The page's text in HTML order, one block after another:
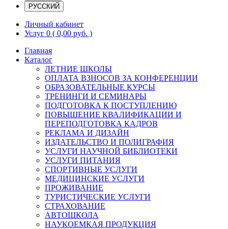
РУССКИЙ
Личный кабинет
Услуг 0 ( 0,00 руб. )
Главная
Каталог
ЛЕТНИЕ ШКОЛЫ
ОПЛАТА ВЗНОСОВ ЗА КОНФЕРЕНЦИИ
ОБРАЗОВАТЕЛЬНЫЕ КУРСЫ
ТРЕНИНГИ И СЕМИНАРЫ
ПОДГОТОВКА К ПОСТУПЛЕНИЮ
ПОВЫШЕНИЕ КВАЛИФИКАЦИИ И
ПЕРЕПОДГОТОВКА КАДРОВ
РЕКЛАМА И ДИЗАЙН
ИЗДАТЕЛЬСТВО И ПОЛИГРАФИЯ
УСЛУГИ НАУЧНОЙ БИБЛИОТЕКИ
УСЛУГИ ПИТАНИЯ
СПОРТИВНЫЕ УСЛУГИ
МЕДИЦИНСКИЕ УСЛУГИ
ПРОЖИВАНИЕ
ТУРИСТИЧЕСКИЕ УСЛУГИ
СТРАХОВАНИЕ
АВТОШКОЛА
НАУКОЕМКАЯ ПРОДУКЦИЯ